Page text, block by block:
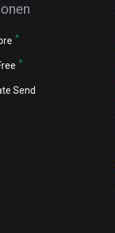
Send